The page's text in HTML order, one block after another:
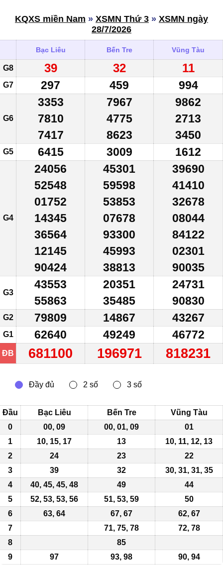
KQXS miền Nam » XSMN Thứ 3 » XSMN ngày
28/7/2026
Bạc Liêu Bến Tre Vũng Tàu
G8 39 32 11
G7 297 459 994
G6
3353
7810
7417
7967
4775
8623
9862
2713
3450
G5 6415 3009 1612
G4
24056
52548
01752
14345
36564
12145
90424
45301
59598
53853
07678
93300
45993
38813
39690
41410
32678
08044
84122
02301
90035
G3
43553
55863
20351
35485
24731
90830
G2 79809 14867 43267
G1 62640 49249 46772
ĐB 681100 196971 818231
Đầu Bạc Liêu Bến Tre
Vũng Tàu
0
00, 09 00, 01, 09
01
1
10, 15, 17 13
10, 11, 12, 13
2
24 23
22
3
39 32 30, 31, 31, 35
4
40, 45, 45, 48 49
44
5
52, 53, 53, 56 51, 53, 59
50
6
63, 64 67, 67
62, 67
7
71, 75, 78
72, 78
8
85
9
97 93, 98 90, 94